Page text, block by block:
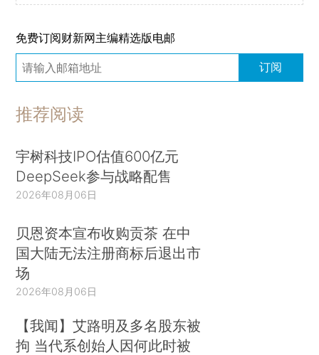
免费订阅财新网主编精选版电邮
订阅
推荐阅读
宇树科技IPO估值600亿元
DeepSeek参与战略配售
2026年08月06日
贝恩资本宣布收购贡茶 在中
国大陆无法注册商标后退出市
场
2026年08月06日
【我闻】艾路明及多名股东被
拘 当代系创始人因何此时被